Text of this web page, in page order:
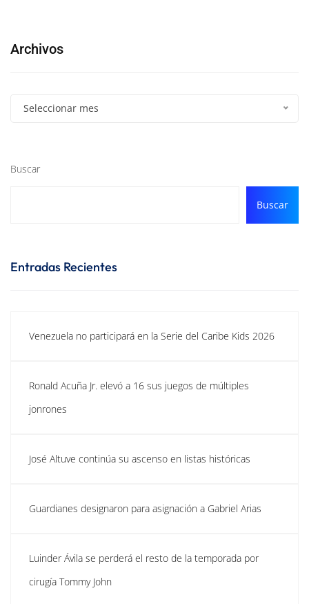
Archivos
Seleccionar mes
Buscar
Buscar
Entradas Recientes
Venezuela no participará en la Serie del Caribe Kids 2026
Ronald Acuña Jr. elevó a 16 sus juegos de múltiples
jonrones
José Altuve continúa su ascenso en listas históricas
Guardianes designaron para asignación a Gabriel Arias
Luinder Ávila se perderá el resto de la temporada por
cirugía Tommy John